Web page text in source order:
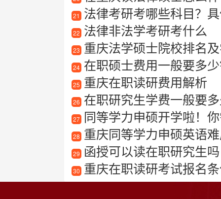
21 法律考研考哪些科目？
22 法律非法学考研考什么
23 重庆法学硕士院校排名
24 在职硕士费用一般要多
25 重庆在职读研费用解析
26 在职研究生学费一般要
27 同等学力申硕开学啦！
28 重庆同等学力申硕英语
29 函授可以读在职研究生吗
30 重庆在职读研考试报名